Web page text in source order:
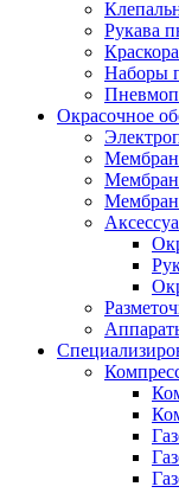
Рукава
Наборы
Окрасочное